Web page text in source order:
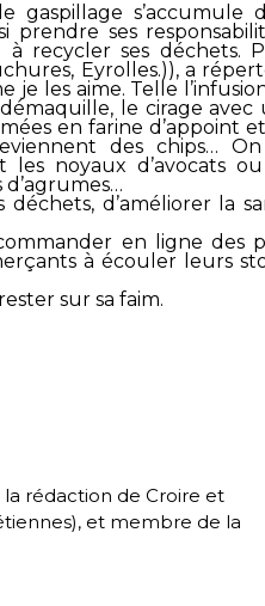
s’accumule
prendre ses
recycler ses déchets.
Eyrolles.)), a
je les aime. Telle
le cirage avec
en farine d’appoint
des chips…
noyaux d’avocats
d’améliorer la
en ligne des
à écouler leurs
sur sa faim.
rédaction de Croire et
), et membre de la